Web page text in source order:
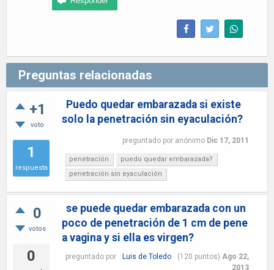
Preguntas relacionadas
+1
voto
1
respuesta
Puedo quedar embarazada si existe
solo la penetración sin eyaculación?
preguntado por anónimo Dic 17, 2011
penetración
puedo quedar embarazada?
penetración sin eyaculación
0
votos
0
se puede quedar embarazada con un
poco de penetración de 1 cm de pene
a vagina y si ella es virgen?
preguntado por Luis de Toledo (120 puntos) Ago 22,
2013